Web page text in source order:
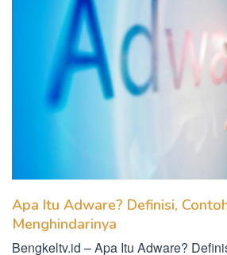
Apa Itu Adware? Definisi,
Menghindarinya
Bengkeltv.id – Apa Itu Adware?